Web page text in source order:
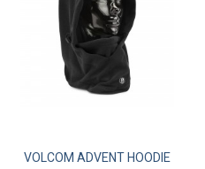
VOLCOM ADVENT HOODIE